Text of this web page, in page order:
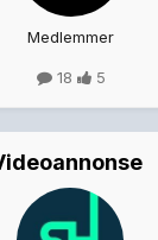
Medlemmer
18 5